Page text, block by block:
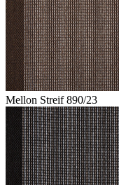
Mellon Streif 890/23